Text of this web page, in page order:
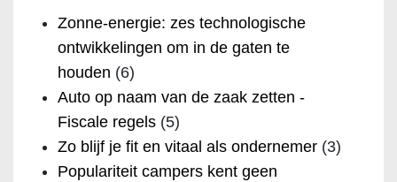
Zonne-energie: zes technologische
ontwikkelingen om in de gaten te
houden (6)
Auto op naam van de zaak zetten -
Fiscale regels (5)
Zo blijf je fit en vitaal als ondernemer (3)
Populariteit campers kent geen